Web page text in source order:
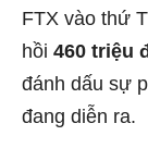
FTX vào thứ
hồi 460 triệu
đánh dấu sự
đang diễn ra.